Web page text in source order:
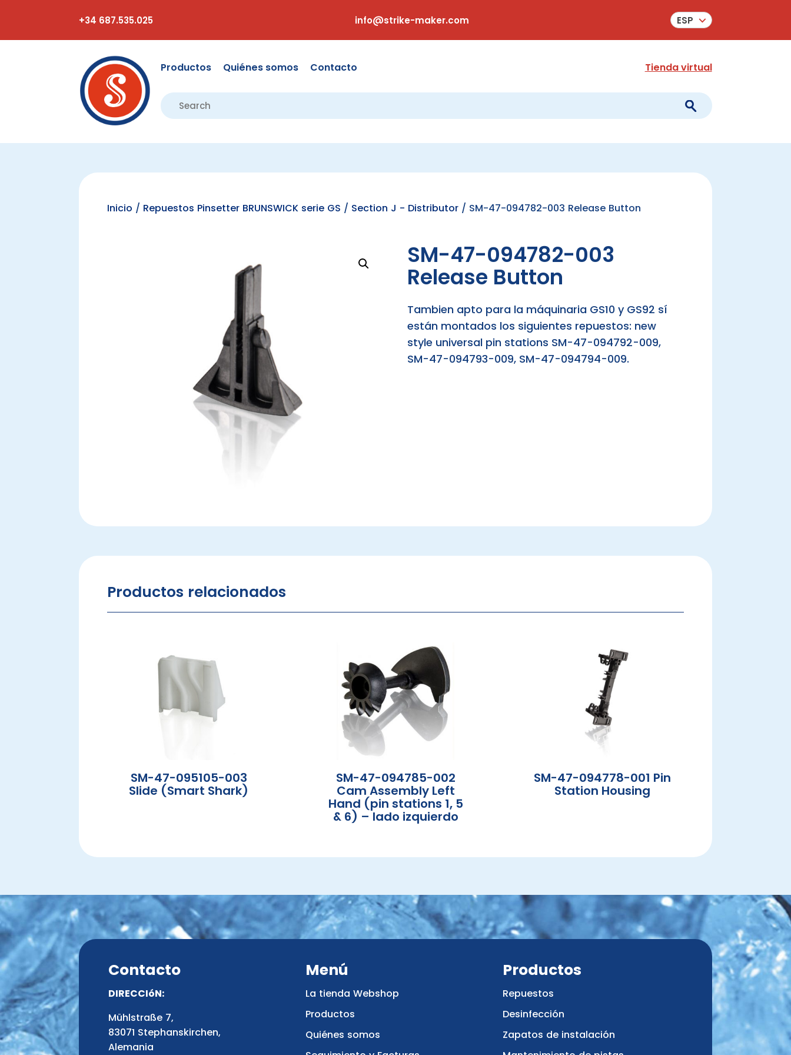
+34 687.535.025 info@strike-maker.com ESP
Productos Quiénes somos Contacto Tienda virtual
Inicio / Repuestos Pinsetter BRUNSWICK serie GS / Section J - Distributor / SM-47-094782-003 Release Button
SM-47-094782-003
Release Button
Tambien apto para la máquinaria GS10 y GS92 sí
están montados los siguientes repuestos: new
style universal pin stations SM-47-094792-009,
SM-47-094793-009, SM-47-094794-009.
Productos relacionados
SM-47-095105-003
Slide (Smart Shark)
SM-47-094785-002
Cam Assembly Left
Hand (pin stations 1, 5
& 6) – lado izquierdo
SM-47-094778-001 Pin
Station Housing
Contacto
DIRECCIóN:
Mühlstraße 7,
83071 Stephanskirchen,
Alemania
Menú
La tienda Webshop
Productos
Quiénes somos
Productos
Repuestos
Desinfección
Zapatos de instalación